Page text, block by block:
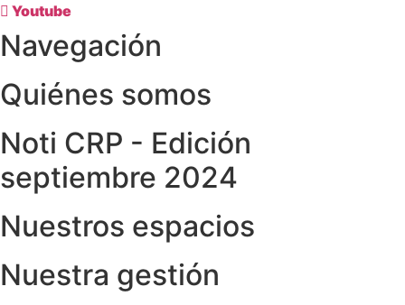
Youtube
Navegación
Quiénes somos
Noti CRP - Edición
septiembre 2024
Nuestros espacios
Nuestra gestión